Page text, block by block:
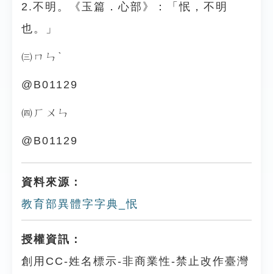
2.不明。《玉篇．心部》：「怋，不明
也。」
㈢ㄇㄣˋ
@B01129
㈣ㄏㄨㄣ
@B01129
資料來源：
教育部異體字字典_怋
授權資訊：
創用CC-姓名標示-非商業性-禁止改作臺灣